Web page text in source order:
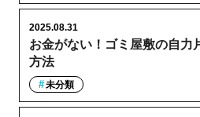
お金がない！ゴミ屋敷の自力
方法
2025.08.31
未分類